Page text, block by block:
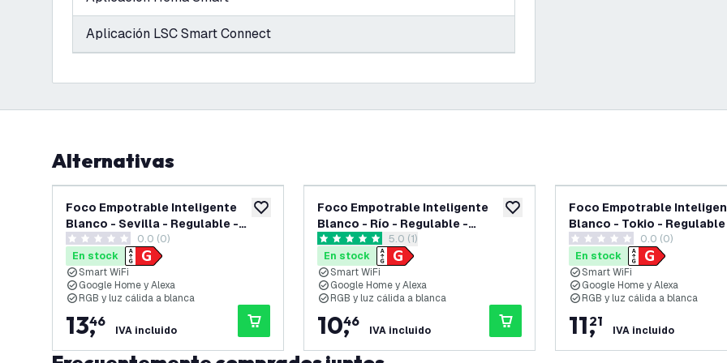
Aplicación LSC Smart Connect
Alternativas
añadir a lista de deseos
Foco Empotrable Inteligente
Blanco - Sevilla - Regulable -
RGB+CCT
0 estrellas de puntuación
0.0 (0)
En stock
Smart WiFi
Google Home y Alexa
RGB y luz cálida a blanca
13,
46
IVA incluido
añadir a lista de deseos
Foco Empotrable Inteligente
Blanco - Río - Regulable -
RGB+CCTabrir el panel de reseñas
5 estrellas de puntuación
5.0 (1)
En stock
Smart WiFi
Google Home y Alexa
RGB y luz cálida a blanca
10,
46
IVA incluido
Foco Empotrable
Blanco - Tokio - Regulable
RGB+CCT
0 estrellas de puntuación
0.0 (0)
En stock
Smart WiFi
Google Home y Alexa
RGB y luz cálida a blanca
11,
21
IVA incluido